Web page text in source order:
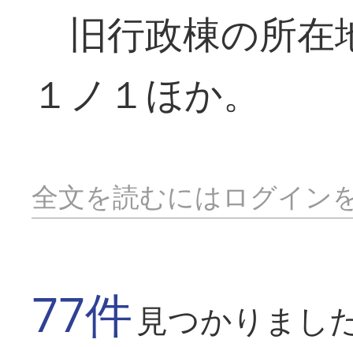
旧行政棟の所在
１ノ１ほか。
全文を読むにはログイン
77件 見つかりまし